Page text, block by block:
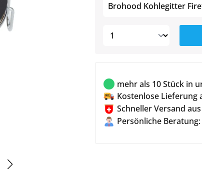
Brohood Kohlegitter
mehr als 10 Stück in
Kostenlose Lieferung
Schneller Versand
Persönliche Beratung: